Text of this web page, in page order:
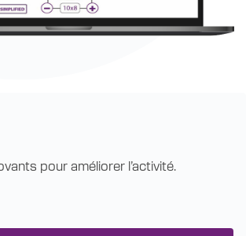
pour améliorer l’activité.